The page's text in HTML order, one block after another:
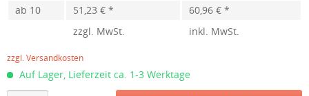
ab 10 51,23 € *
60,96 € *
zzgl. MwSt.
inkl. MwSt.
zzgl. Versandkosten
Auf Lager, Lieferzeit ca. 1-3 Werktage